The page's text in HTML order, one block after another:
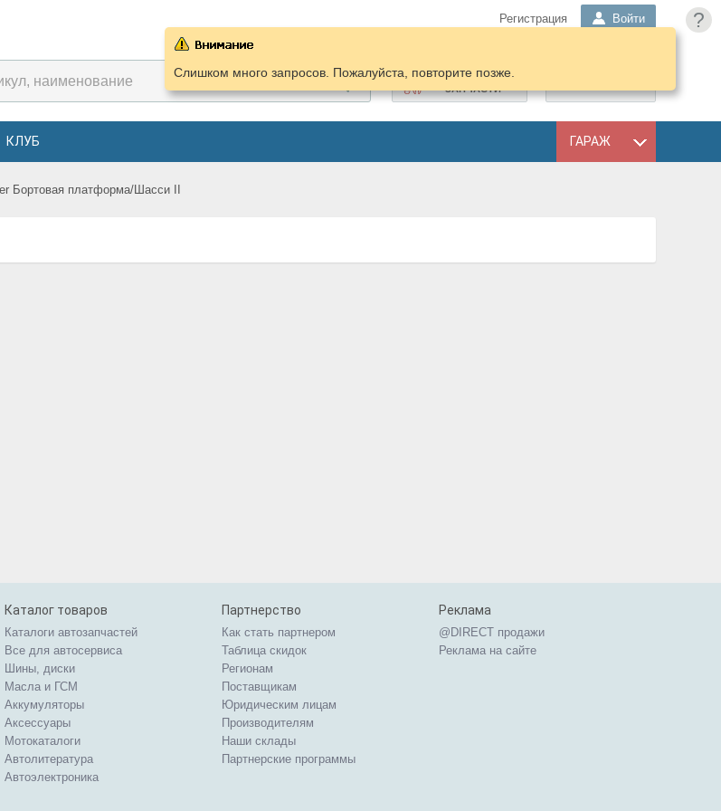
?
Регистрация Войти
ПОДОБРАТЬ
ЗАПЧАСТИ
КЛУБ ГАРАЖ
Бортовая платформа/Шасси II
Слишком много запросов. Пожалуйста, повторите позже.
Каталог товаров
Каталоги автозапчастей
Все для автосервиса
Шины, диски
Масла и ГСМ
Аккумуляторы
Аксессуары
Мотокаталоги
Автолитература
Автоэлектроника
Партнерство
Как стать партнером
Таблица скидок
Регионам
Поставщикам
Юридическим лицам
Производителям
Наши склады
Партнерские программы
Реклама
@DIRECT продажи
Реклама на сайте